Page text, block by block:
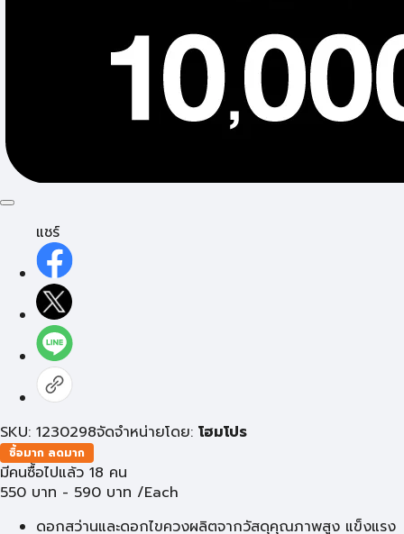
แชร์
SKU: 1230298จัดจำหน่ายโดย: โฮมโปร
ซื้อมาก ลดมาก
มีคนซื้อไปแล้ว 18 คน
550 บาท - 590 บาท /Each
ดอกสว่านและดอกไขควงผลิตจากวัสดุคุณภาพสูง แข็งแรง